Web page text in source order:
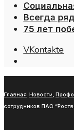
Всегда
75 лет
VKontakte
Главная Новости,
сотрудников ПАО